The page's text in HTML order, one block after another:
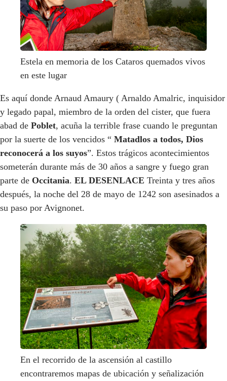
Estela en memoria de los Cataros quemados vivos
en este lugar
Es aquí donde Arnaud Amaury ( Arnaldo Amalric, inquisidor
y legado papal, miembro de la orden del cister, que fuera
abad de Poblet, acuña la terrible frase cuando le preguntan
por la suerte de los vencidos “ Matadlos a todos, Dios
reconocerá a los suyos”. Estos trágicos acontecimientos
someterán durante más de 30 años a sangre y fuego gran
parte de Occitania. EL DESENLACE Treinta y tres años
después, la noche del 28 de mayo de 1242 son asesinados a
su paso por Avignonet.
En el recorrido de la ascensión al castillo
encontraremos mapas de ubicación y señalización